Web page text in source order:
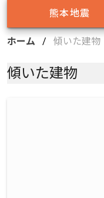
熊本地震
ホーム / 傾いた建物
傾いた建物